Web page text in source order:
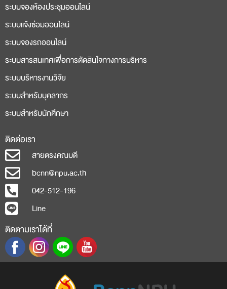
ระบบจองห้องประชุมออนไลน์
ระบบแจ้งซ่อมออนไลน์
ระบบจองรถออนไลน์
ระบบสารสนเทศเพื่อการตัดสินใจทางการบริหาร
ระบบบริหารงานวิจัย
ระบบสำหรับบุคลากร
ระบบสำหรับนักศึกษา
ติดต่อเรา
สายตรงคณบดี
bcnn@npu.ac.th
042-512-196
Line
ติดตามเราได้ที่